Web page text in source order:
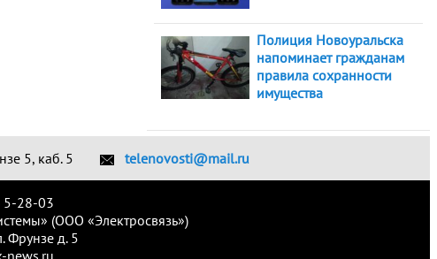
Полиция Новоуральска
напоминает гражданам
правила сохранности
имущества
5, каб. 5 telenovosti@mail.ru
5-28-03
(ООО «Электросвязь»)
Фрунзе д. 5